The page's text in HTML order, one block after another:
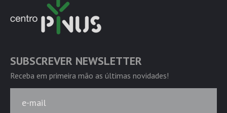
SUBSCREVER NEWSLETTER
Receba em primeira mão as últimas novidades!
e-mail